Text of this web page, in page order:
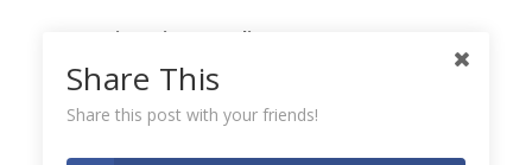
Formation mixage audio
Share This
Share this post with your friends!